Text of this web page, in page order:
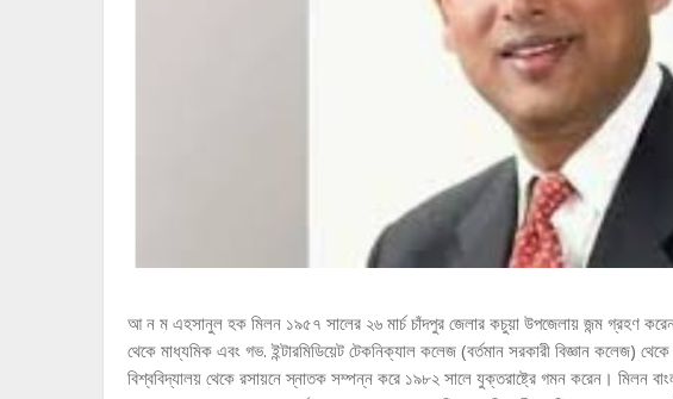
আ ন ম এহসানুল হক মিলন ১৯৫৭ সালের ২৬ মার্চ চাঁদপুর জেলার কচুয়া উপজেলায় জন্ম গ্রহণ
থেকে মাধ্যমিক এবং গভ. ইন্টারমিডিয়েট টেকনিক্যাল কলেজ (বর্তমান সরকারী বিজ্ঞান কলেজ)
বিশ্ববিদ্যালয় থেকে রসায়নে স্নাতক সম্পন্ন করে ১৯৮২ সালে যুক্তরাষ্ট্রে গমন করেন। মিলন